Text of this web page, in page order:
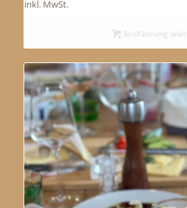
inkl. MwSt.
Ausführung